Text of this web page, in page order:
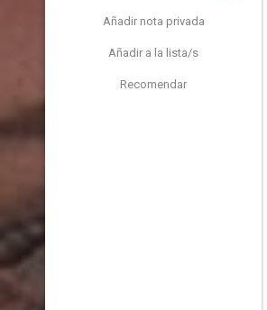
Añadir nota privada
Añadir a la lista/s
Recomendar